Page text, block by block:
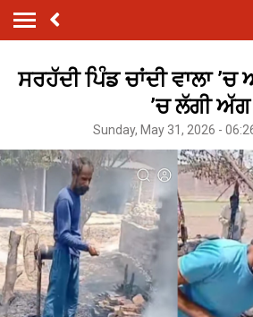
ਸਰਹੱਦੀ ਪਿੰਡ ਚਾਂਦੀ ਵਾਲਾ
’ਚ ਲੱਗੀ ਅੱਗ
Sunday, May 31, 2026 -